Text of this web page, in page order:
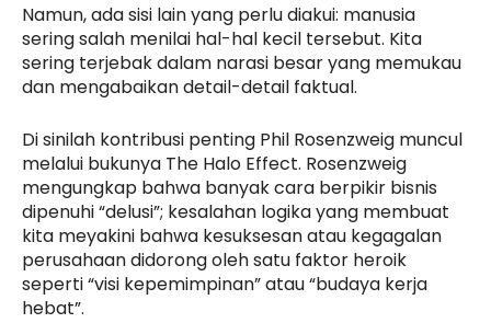
Namun, ada sisi lain yang perlu diakui: manusia
sering salah menilai hal-hal kecil tersebut. Kita
sering terjebak dalam narasi besar yang memukau
dan mengabaikan detail-detail faktual.
Di sinilah kontribusi penting Phil Rosenzweig muncul
melalui bukunya The Halo Effect. Rosenzweig
mengungkap bahwa banyak cara berpikir bisnis
dipenuhi “delusi”; kesalahan logika yang membuat
kita meyakini bahwa kesuksesan atau kegagalan
perusahaan didorong oleh satu faktor heroik
seperti “visi kepemimpinan” atau “budaya kerja
hebat”.